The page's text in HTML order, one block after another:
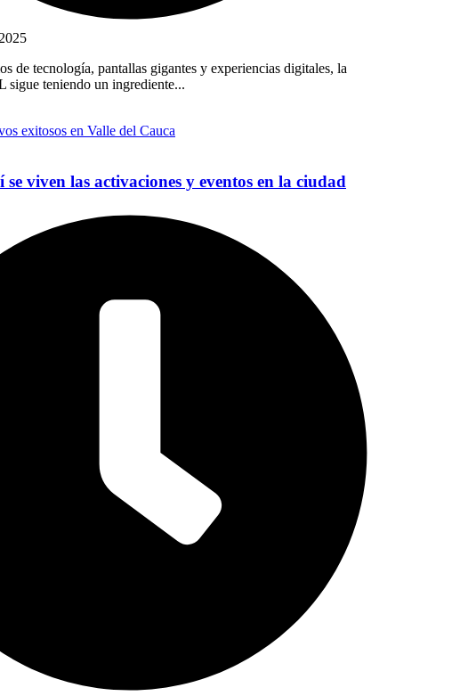
de tecnología, pantallas gigantes y experiencias digitales, la
sigue teniendo un ingrediente...
viven las activaciones y eventos en la ciudad